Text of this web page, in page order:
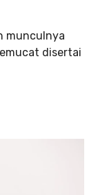
munculnya
disertai